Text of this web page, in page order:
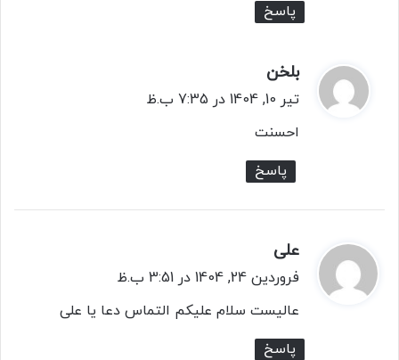
پاسخ
بلخن
ف
تیر 10, 1404 در 7:35 ب.ظ
احسنت
پاسخ
علی
ف
فروردین 24, 1404 در 3:51 ب.ظ
عالیست سلام علیکم التماس دعا یا علی
پاسخ